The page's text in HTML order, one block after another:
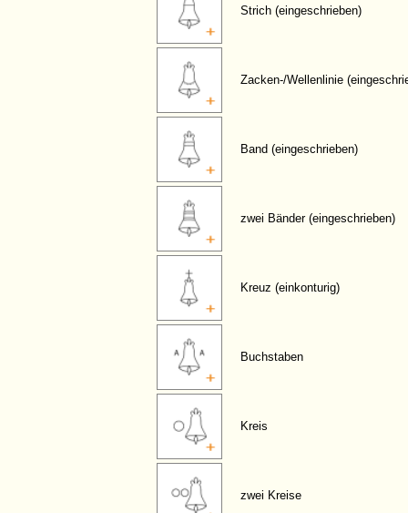
Strich (eingeschrieben)
Zacken-/Wellenlinie
Band (eingeschrieben)
zwei Bänder (eingeschrieben)
Kreuz (einkonturig)
Buchstaben
Kreis
zwei Kreise